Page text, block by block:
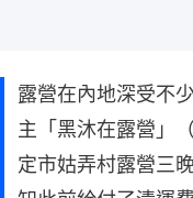
露營在內地深受不
主「黑沐在露營」
定市姑弄村露營三